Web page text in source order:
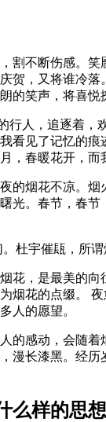
割不断伤感。
贺，又将谁冷
的笑声，将喜悦
行人，追逐着，
看见了记忆的
，春暖花开，而
的烟花不凉。烟
光。春节，春
杜宇催瓺，所
花，是最美的
烟花的点缀。
人的愿望。
的感动，会随
漫长漆黑。经
么样的思